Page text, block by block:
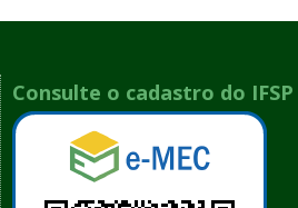
Consulte o cadastro do IFSP